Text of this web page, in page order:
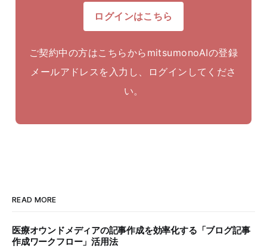
ログインはこちら
ご契約中の方はこちらからmitsumonoAIの登録
メールアドレスを入力し、ログインしてくださ
い。
READ MORE
医療オウンドメディアの記事作成を効率化する「ブログ記事
作成ワークフロー」活用法